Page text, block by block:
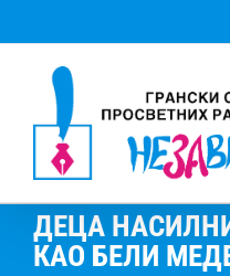
to
ДЕЦА
КАО БЕЛИ